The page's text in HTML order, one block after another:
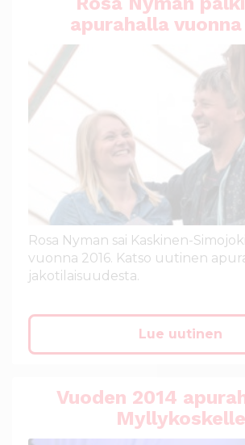
apurahalla vuonna
Rosa Nyman sai Kaskinen-
vuonna 2016. Katso uutinen
jakotilaisuudesta.
Lue uutinen
Vuoden 2014
Myllykoskelle